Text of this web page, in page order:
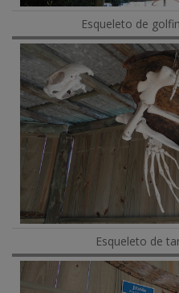
Esqueleto de
Esqueleto de